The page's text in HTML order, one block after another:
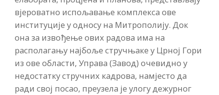
вјероватно испољавање комплекса ове
институције у односу на Митрополију. Док
она за извођење ових радова има на
располагању најбоље стручњаке у Црној Гори
из ове области, Управа (Завод) очевидно у
недостатку стручних кадрова, намјесто да
ради свој посао, преузела је улогу дежурног